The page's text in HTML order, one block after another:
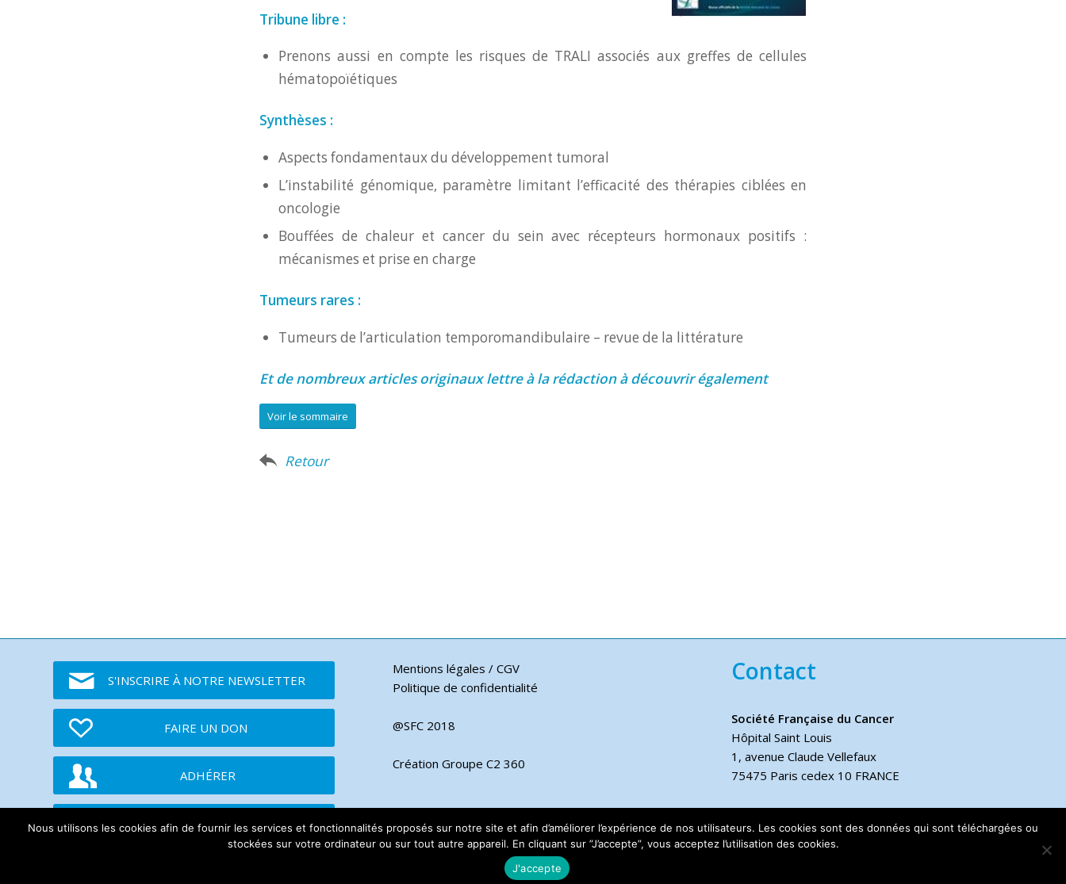
Tribune libre :
Prenons aussi en compte les risques de TRALI associés aux greffes de cellules
hématopoïétiques
Synthèses :
Aspects fondamentaux du développement tumoral
L’instabilité génomique, paramètre limitant l’efficacité des thérapies ciblées en
oncologie
Bouffées de chaleur et cancer du sein avec récepteurs hormonaux positifs :
mécanismes et prise en charge
Tumeurs rares :
Tumeurs de l’articulation temporomandibulaire – revue de la littérature
Et de nombreux articles originaux lettre à la rédaction à découvrir également
Voir le sommaire
Retour
S'INSCRIRE À NOTRE NEWSLETTER
FAIRE UN DON
ADHÉRER
TWITTER
Mentions légales / CGV
Politique de confidentialité
@SFC 2018
Création Groupe C2 360
Contact
Société Française du Cancer
Hôpital Saint Louis
1, avenue Claude Vellefaux
75475 Paris cedex 10 FRANCE
+33 6 17 44 70 76
Nous utilisons les cookies afin de fournir les services et fonctionnalités proposés sur notre site et afin d’améliorer l’expérience de nos utilisateurs. Les cookies sont des données qui sont téléchargées ou
stockées sur votre ordinateur ou sur tout autre appareil. En cliquant sur ”J’accepte”, vous acceptez l’utilisation des cookies.
J'accepte